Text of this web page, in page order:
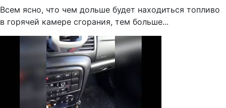
Всем ясно, что чем дольше будет находиться топливо
в горячей камере сгорания, тем больше...